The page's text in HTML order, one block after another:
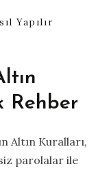
Yapılır
Rehber
Altın Kuralları,
parolalar ile